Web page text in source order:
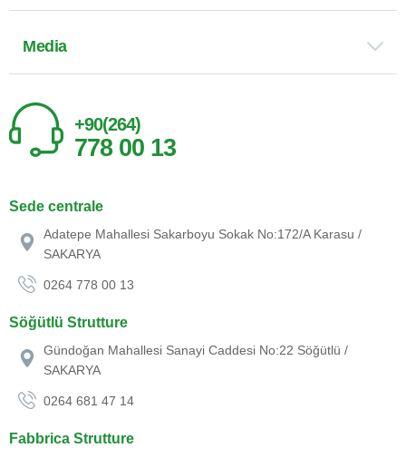
Media
+90(264)
778 00 13
Sede centrale
Adatepe Mahallesi Sakarboyu Sokak No:172/A Karasu /
SAKARYA
0264 778 00 13
Söğütlü Strutture
Gündoğan Mahallesi Sanayi Caddesi No:22 Söğütlü /
SAKARYA
0264 681 47 14
Fabbrica Strutture